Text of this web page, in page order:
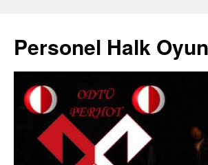
content
Personel Halk